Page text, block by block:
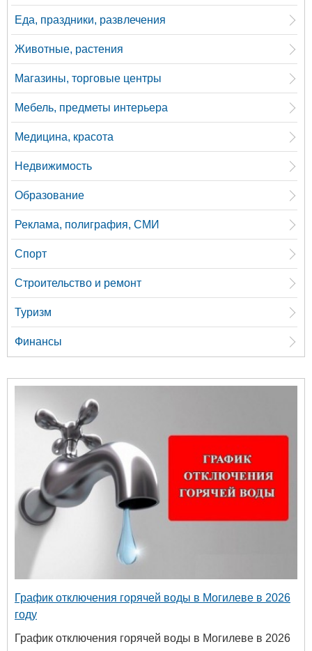
Еда, праздники, развлечения
Животные, растения
Магазины, торговые центры
Мебель, предметы интерьера
Медицина, красота
Недвижимость
Образование
Реклама, полиграфия, СМИ
Спорт
Строительство и ремонт
Туризм
Финансы
График отключения горячей воды в Могилеве в 2026
году
График отключения горячей воды в Могилеве в 2026